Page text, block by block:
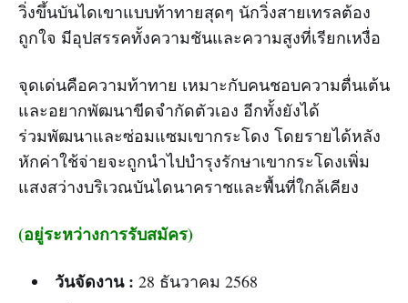
วิ่งขึ้นบันไดเขาแบบท้าทายสุดๆ นักวิ่งสายเทรลต้อง
ถูกใจ มีอุปสรรคทั้งความชันและความสูงที่เรียกเหงื่อ
จุดเด่นคือความท้าทาย เหมาะกับคนชอบความตื่นเต้น
และอยากพัฒนาขีดจำกัดตัวเอง อีกทั้งยังได้
ร่วมพัฒนาและซ่อมแซมเขากระโดง โดยรายได้หลัง
หักค่าใช้จ่ายจะถูกนำไปบำรุงรักษาเขากระโดงเพิ่ม
แสงสว่างบริเวณบันไดนาคราชและพื้นที่ใกล้เคียง
(อยู่ระหว่างการรับสมัคร)
วันจัดงาน : 28 ธันวาคม 2568